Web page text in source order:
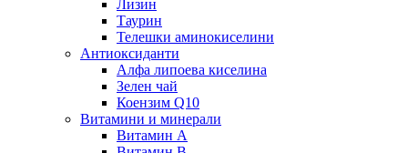
Лизин
Таурин
Телешки аминокиселини
Антиоксиданти
Алфа липоева киселина
Зелен чай
Коензим Q10
Витамини и минерали
Витамин А